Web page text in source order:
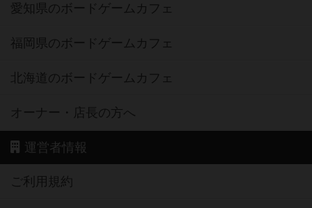
愛知県のボードゲームカフェ
福岡県のボードゲームカフェ
北海道のボードゲームカフェ
オーナー・店長の方へ
運営者情報
ご利用規約